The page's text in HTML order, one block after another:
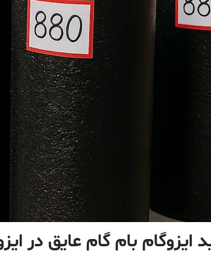
ایزوگام بام گام عایق در